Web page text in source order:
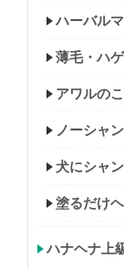
ハーバル
薄毛・ハ
アワルの
ノーシャ
犬にシャ
塗るだけ
ハナヘナ上